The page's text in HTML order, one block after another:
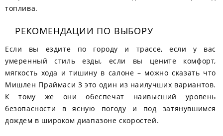
топлива.
РЕКОМЕНДАЦИИ ПО ВЫБОРУ
Если вы ездите по городу и трассе, если у вас
умеренный стиль езды, если вы цените комфорт,
мягкость хода и тишину в салоне – можно сказать что
Мишлен Праймаси 3 это один из наилучших вариантов.
К тому же они обеспечат наивысший уровень
безопасности в ясную погоду и под затянувшимся
дождем в широком диапазоне скоростей.